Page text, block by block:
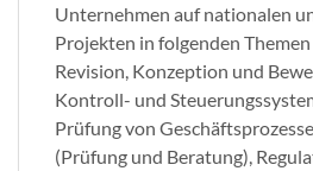
Unternehmen auf nationalen
Projekten in folgenden
Revision, Konzeption und
Kontroll- und
Prüfung von
(Prüfung und Beratung),